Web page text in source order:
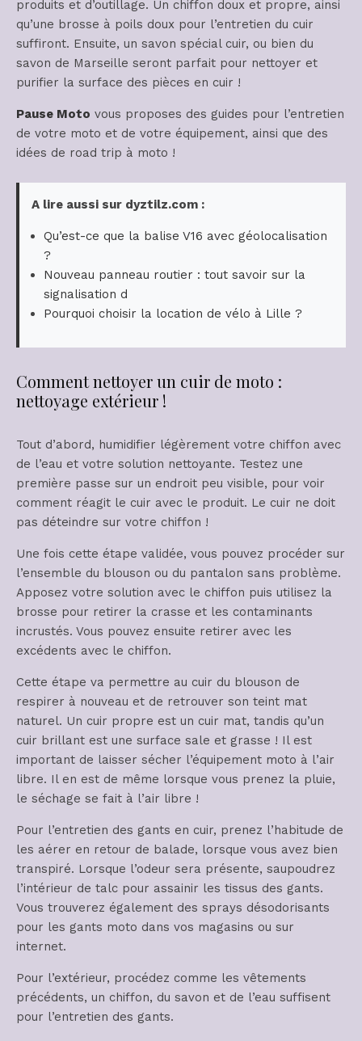
produits et d’outillage. Un chiffon doux et propre, ainsi
qu’une brosse à poils doux pour l’entretien du cuir
suffiront. Ensuite, un savon spécial cuir, ou bien du
savon de Marseille seront parfait pour nettoyer et
purifier la surface des pièces en cuir !
Pause Moto vous proposes des guides pour l’entretien
de votre moto et de votre équipement, ainsi que des
idées de road trip à moto !
A lire aussi sur dyztilz.com :
Qu’est-ce que la balise V16 avec géolocalisation
?
Nouveau panneau routier : tout savoir sur la
signalisation d
Pourquoi choisir la location de vélo à Lille ?
Comment nettoyer un cuir de moto :
nettoyage extérieur !
Tout d’abord, humidifier légèrement votre chiffon avec
de l’eau et votre solution nettoyante. Testez une
première passe sur un endroit peu visible, pour voir
comment réagit le cuir avec le produit. Le cuir ne doit
pas déteindre sur votre chiffon !
Une fois cette étape validée, vous pouvez procéder sur
l’ensemble du blouson ou du pantalon sans problème.
Apposez votre solution avec le chiffon puis utilisez la
brosse pour retirer la crasse et les contaminants
incrustés. Vous pouvez ensuite retirer avec les
excédents avec le chiffon.
Cette étape va permettre au cuir du blouson de
respirer à nouveau et de retrouver son teint mat
naturel. Un cuir propre est un cuir mat, tandis qu’un
cuir brillant est une surface sale et grasse ! Il est
important de laisser sécher l’équipement moto à l’air
libre. Il en est de même lorsque vous prenez la pluie,
le séchage se fait à l’air libre !
Pour l’entretien des gants en cuir, prenez l’habitude de
les aérer en retour de balade, lorsque vous avez bien
transpiré. Lorsque l’odeur sera présente, saupoudrez
l’intérieur de talc pour assainir les tissus des gants.
Vous trouverez également des sprays désodorisants
pour les gants moto dans vos magasins ou sur
internet.
Pour l’extérieur, procédez comme les vêtements
précédents, un chiffon, du savon et de l’eau suffisent
pour l’entretien des gants.